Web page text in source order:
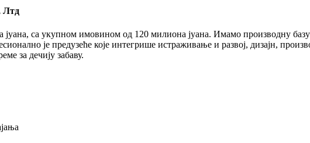
Лтд
јуана, са укупном имовином од 120 милиона јуана. Имамо производну
је предузеће које интегрише истраживање и развој, дизајн,
за дечију забаву.